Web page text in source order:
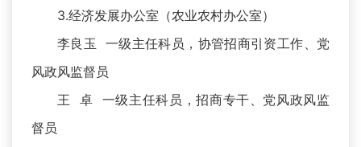
3.经济发展办公室（农业农村办公室）
李良玉 一级主任科员，协管招商引资工作、党
风政风监督员
王 卓 一级主任科员，招商专干、党风政风监
督员